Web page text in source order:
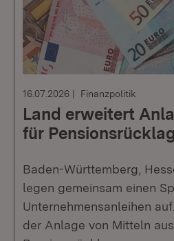
16.07.2026 Finanzpolitik
Land erweitert
für
Baden-Württemberg,
legen gemeinsam einen
Unternehmensanleihen
der Anlage von Mitteln